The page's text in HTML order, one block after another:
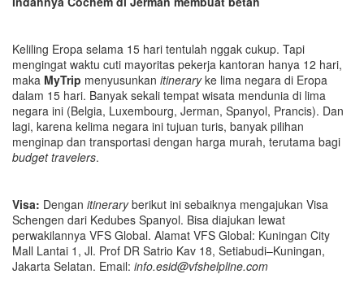
Keliling Eropa selama 15 hari tentulah nggak cukup. Tapi
mengingat waktu cuti mayoritas pekerja kantoran hanya 12 hari,
maka MyTrip menyusunkan itineraryke lima negara di Eropa
dalam 15 hari. Banyak sekali tempat wisata mendunia di lima
negara ini (Belgia, Luxembourg, Jerman, Spanyol, Prancis). Dan
lagi, karena kelima negara ini tujuan turis, banyak pilihan
menginap dan transportasi dengan harga murah, terutama bagi
budget travelers.
Visa: Dengan itineraryberikut ini sebaiknya mengajukan Visa
Schengen dari Kedubes Spanyol. Bisa diajukan lewat
perwakilannya VFS Global. Alamat VFS Global: Kuningan City
Mall Lantai 1, Jl. Prof DR Satrio Kav 18, Setiabudi–Kuningan,
Jakarta Selatan. Email: info.esid@vfshelpline.com